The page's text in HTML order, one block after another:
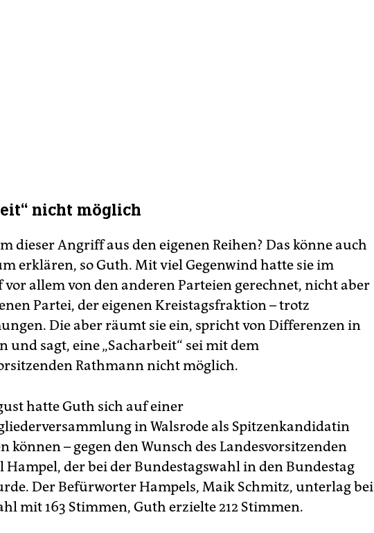
nicht möglich
dieser Angriff aus den eigenen Reihen? Das könne auch
erklären, so Guth. Mit viel Gegenwind hatte sie im
vor allem von den anderen Parteien gerechnet, nicht aber
Partei, der eigenen Kreistagsfraktion – trotz
Die aber räumt sie ein, spricht von Differenzen in
und sagt, eine „Sacharbeit“ sei mit dem
Rathmann nicht möglich.
hatte Guth sich auf einer
in Walsrode als Spitzenkandidatin
können – gegen den Wunsch des Landesvorsitzenden
der bei der Bundestagswahl in den Bundestag
Der Befürworter Hampels, Maik Schmitz, unterlag bei
mit 163 Stimmen, Guth erzielte 212 Stimmen.